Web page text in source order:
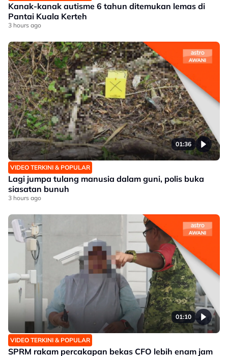
Kanak-kanak autisme 6 tahun ditemukan lemas di
Pantai Kuala Kerteh
3 hours ago
01:36
VIDEO TERKINI & POPULAR
Lagi jumpa tulang manusia dalam guni, polis buka
siasatan bunuh
3 hours ago
01:10
VIDEO TERKINI & POPULAR
SPRM rakam percakapan bekas CFO lebih enam jam